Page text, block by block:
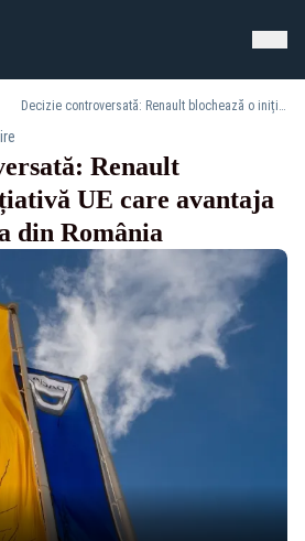
Decizie controversată: Renault blochează o inițiativă UE care avantaja producția Dacia din România
Renault
UE care avantaja
din România